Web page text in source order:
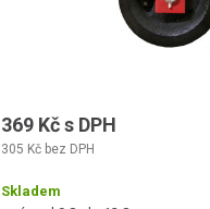
369 Kč s DPH
305 Kč bez DPH
Skladem